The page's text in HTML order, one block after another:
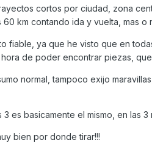
cortos por ciudad, zona
km contando ida y vuelta, mas o
fiable, ya que he visto que en
de poder encontrar piezas,
normal, tampoco exijo
es basicamente el mismo, en las 3
bien por donde tirar!!!